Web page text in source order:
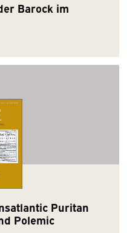
Barock im
Puritan
Polemic